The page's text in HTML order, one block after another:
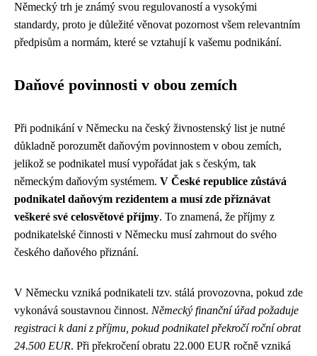
Německý trh je známý svou regulovaností a vysokými
standardy, proto je důležité věnovat pozornost všem relevantním
předpisům a normám, které se vztahují k vašemu podnikání.
Daňové povinnosti v obou zemích
Při podnikání v Německu na český živnostenský list je nutné
důkladně porozumět daňovým povinnostem v obou zemích,
jelikož se podnikatel musí vypořádat jak s českým, tak
německým daňovým systémem. V České republice zůstává
podnikatel daňovým rezidentem a musí zde přiznávat
veškeré své celosvětové příjmy. To znamená, že příjmy z
podnikatelské činnosti v Německu musí zahrnout do svého
českého daňového přiznání.
V Německu vzniká podnikateli tzv. stálá provozovna, pokud zde
vykonává soustavnou činnost. Německý finanční úřad požaduje
registraci k dani z příjmu, pokud podnikatel překročí roční obrat
24.500 EUR. Při překročení obratu 22.000 EUR ročně vzniká